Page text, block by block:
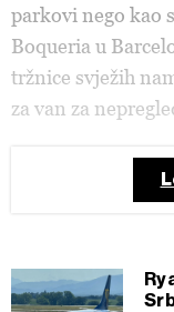
parkovi nego kao
Boqueria u
tržnice svježih
za van za